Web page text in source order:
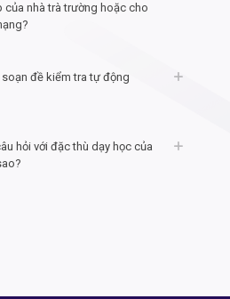
nhà trà trường hoặc cho
đề kiểm tra tự động
hỏi với đặc thù dạy học của